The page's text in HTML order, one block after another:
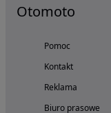
Otomoto
Pomoc
Kontakt
Reklama
Biuro prasowe